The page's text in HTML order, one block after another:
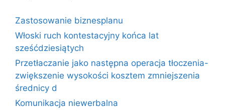
Zastosowanie biznesplanu
Włoski ruch kontestacyjny końca lat
sześćdziesiątych
Przetłaczanie jako następna operacja tłoczenia-
zwiększenie wysokości kosztem zmniejszenia
średnicy d
Komunikacja niewerbalna